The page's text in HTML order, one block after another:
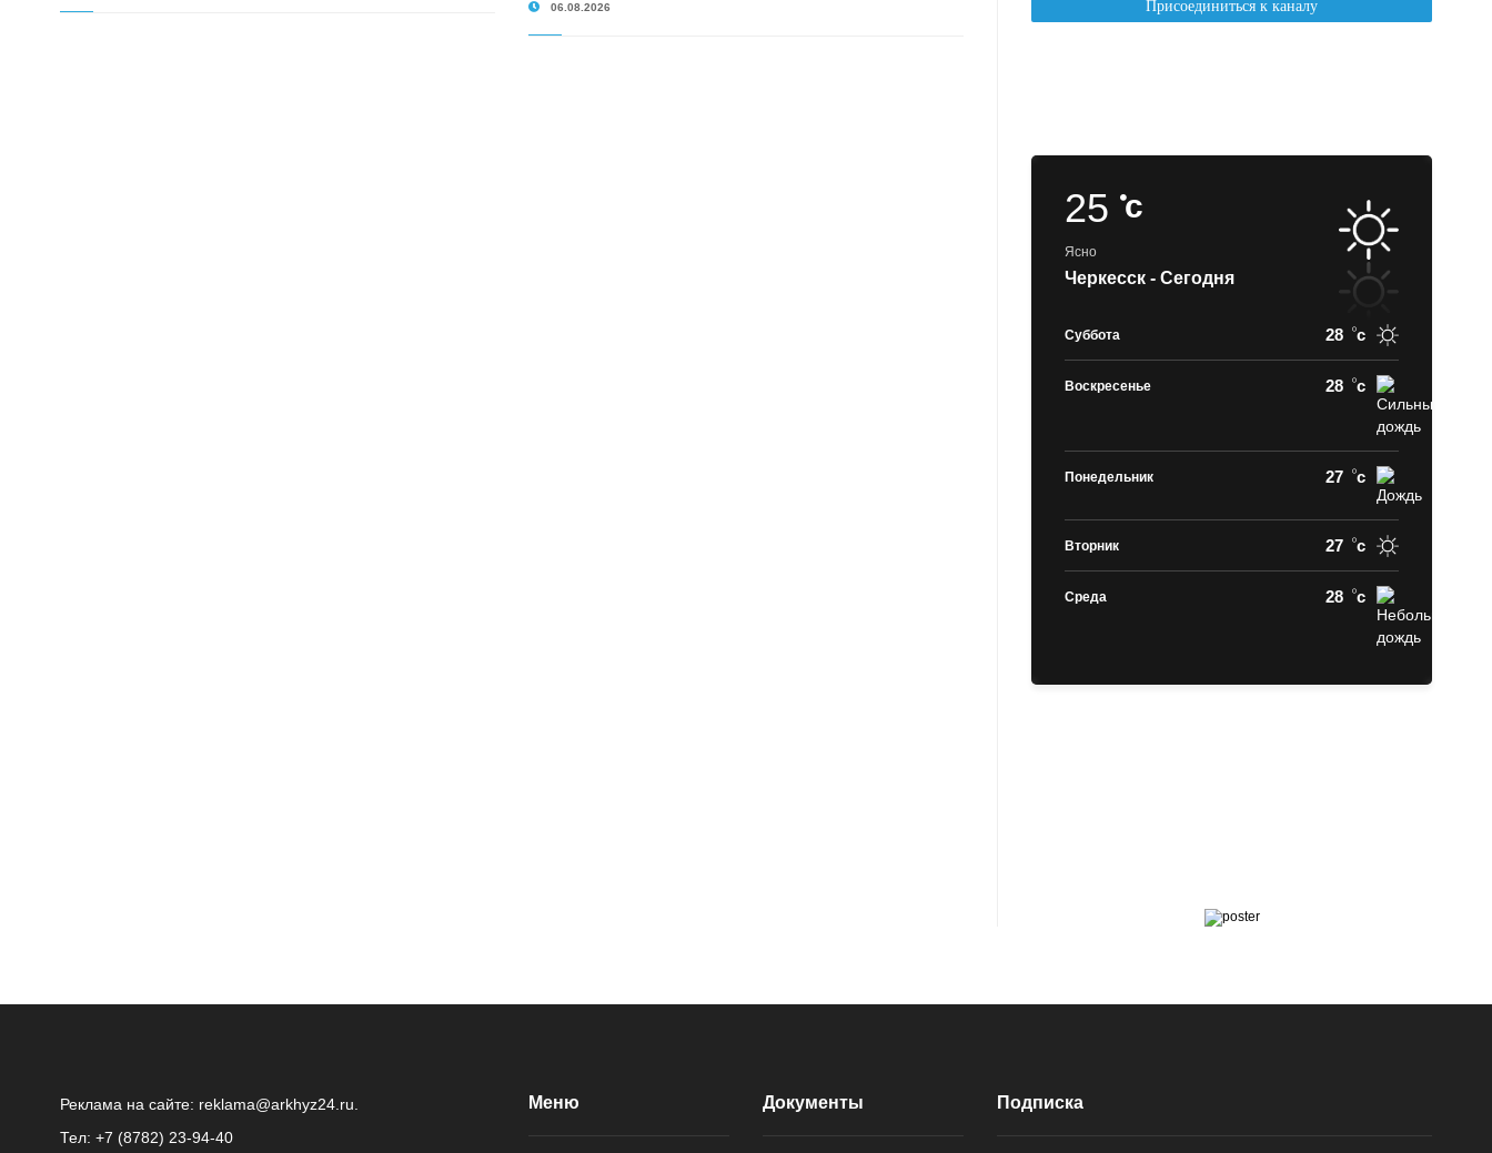
06.08.2026
25c
Ясно
Черкесск - Сегодня
Суббота 28 c
Воскресенье 28 c
Понедельник 27 c
Вторник 27 c
Среда 28 c
Реклама на сайте: reklama@arkhyz24.ru
Тел: +7 (8782) 23‑94‑40
Меню Документы Подписка